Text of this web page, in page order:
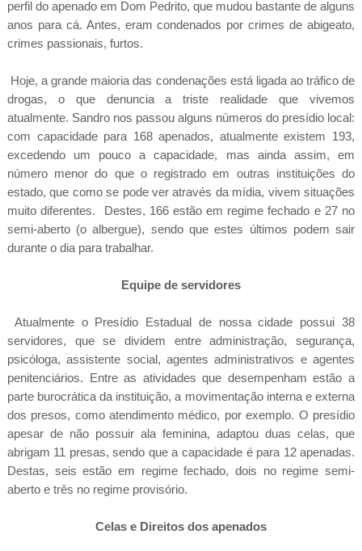
perfil do apenado em Dom Pedrito, que mudou bastante de alguns
anos para cá. Antes, eram condenados por crimes de abigeato,
crimes passionais, furtos.
Hoje, a grande maioria das condenações está ligada ao tráfico de
drogas, o que denuncia a triste realidade que vivemos
atualmente. Sandro nos passou alguns números do presídio local:
com capacidade para 168 apenados, atualmenteexistem 193,
excedendo um pouco a capacidade, mas ainda assim, em
número menor do que o registrado em outras instituições do
estado, que como se pode ver através da mídia, vivem situações
muito diferentes. Destes, 166 estão em regime fechado e 27 no
semi-aberto (o albergue), sendo que estes últimos podem sair
durante o dia para trabalhar.
Equipe de servidores
Atualmente o Presídio Estadual de nossa cidade possui 38
servidores, que se dividem entre administração, segurança,
psicóloga, assistente social, agentes administrativos e agentes
penitenciários. Entre as atividades que desempenham estão a
parte burocrática da instituição, a movimentação interna e externa
dos presos, como atendimento médico, por exemplo. O presídio
apesar de não possuir ala feminina, adaptou duas celas, que
abrigam 11 presas, sendo que a capacidade é para 12 apenadas.
Destas, seis estão em regime fechado, dois no regime semi-
aberto e três no regime provisório.
Celas e Direitos dos apenados